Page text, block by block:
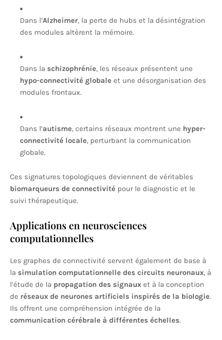
Dans l’Alzheimer, la perte de hubs et la désintégration
des modules altèrent la mémoire.
Dans la schizophrénie, les réseaux présentent une
hypo-connectivité globale et une désorganisation des
modules frontaux.
Dans l’autisme, certains réseaux montrent une hyper-
connectivité locale, perturbant la communication
globale.
Ces signatures topologiques deviennent de véritables
biomarqueurs de connectivité pour le diagnostic et le
suivi thérapeutique.
Applications en neurosciences
computationnelles
Les graphes de connectivité servent également de base à
la simulation computationnelle des circuits neuronaux, à
l’étude de la propagation des signaux et à la conception
de réseaux de neurones artificiels inspirés de la biologie.
Ils offrent une compréhension intégrée de la
communication cérébrale à différentes échelles.